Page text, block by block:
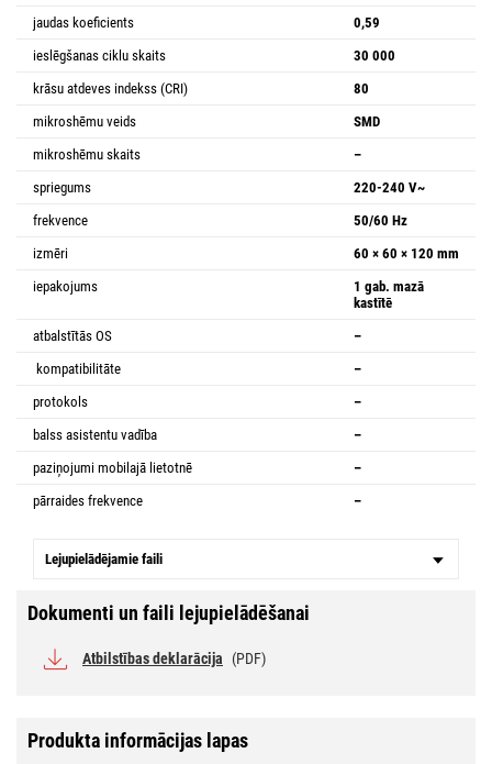
jaudas koeficients
0,59
ieslēgšanas ciklu skaits
30 000
krāsu atdeves indekss (CRI)
80
mikroshēmu veids
SMD
mikroshēmu skaits
–
spriegums
220-240 V~
frekvence
50/60 Hz
izmēri
60 × 60 × 120 mm
iepakojums
1 gab. mazā
kastītē
atbalstītās OS
–
kompatibilitāte
–
protokols
–
balss asistentu vadība
–
paziņojumi mobilajā lietotnē
–
pārraides frekvence
–
Lejupielādējamie faili
Dokumenti un faili lejupielādēšanai
Atbilstības deklarācija (PDF)
Produkta informācijas lapas